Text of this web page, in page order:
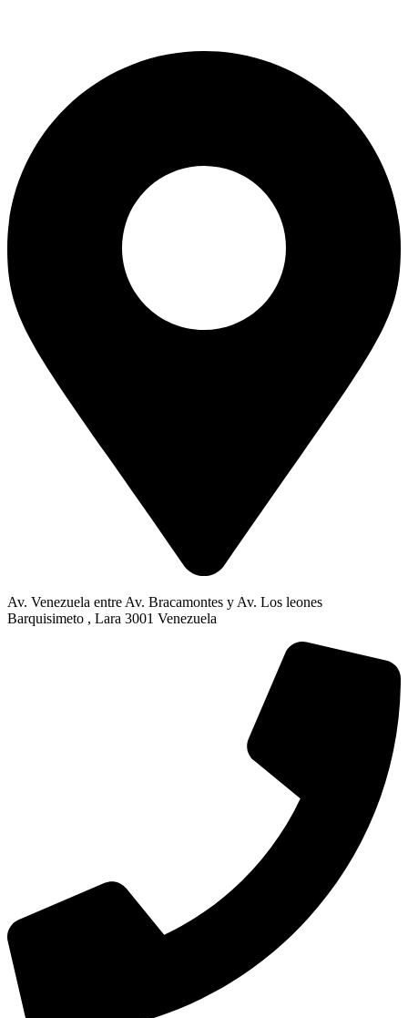
Av. Venezuela entre Av. Bracamontes y Av. Los leones
Barquisimeto , Lara 3001 Venezuela